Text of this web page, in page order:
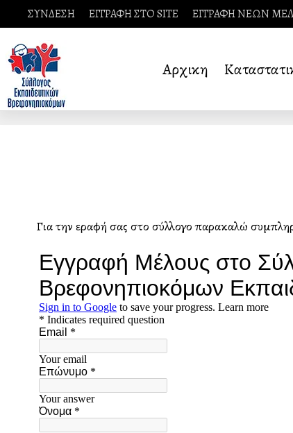
ΣΥΝΔΕΣΗ ΕΓΓΡΑΦΗ ΣΤΟ SITE ΕΓΓΡΑΦΗ ΝΕΩΝ
Αρχικη
Για την εγγραφή σας στο σύλλογο παρακαλώ